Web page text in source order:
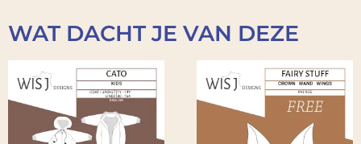
WAT DACHT JE VAN DEZE